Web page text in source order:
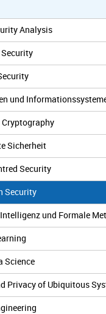
Analysis
und
Sicherheit
Security
Security
und Formale
Science
Privacy of Ubiquitous